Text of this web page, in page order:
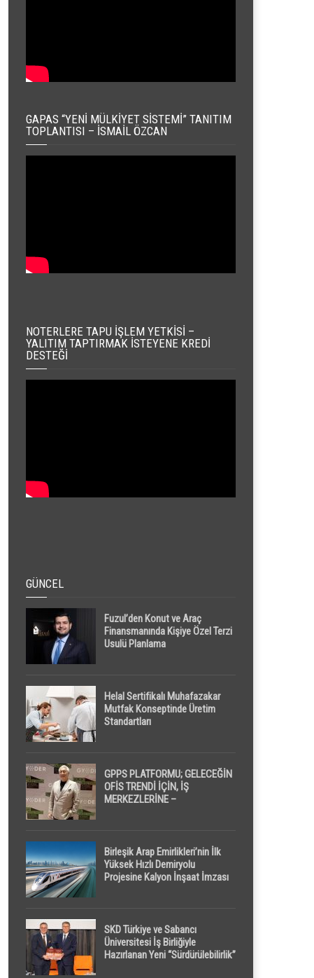
GAPAS “YENI MÜLKIYET SISTEMI” TANITIM
TOPLANTISI – İSMAIL ÖZCAN
NOTERLERE TAPU İŞLEM YETKISI –
YALITIM TAPTIRMAK İSTEYENE KREDI
DESTEĞI
GÜNCEL
Fuzul’den Konut ve Araç
Finansmanında Kişiye Özel Terzi
Usulü Planlama
Helal Sertifikalı Muhafazakar
Mutfak Konseptinde Üretim
Standartları
GPPS PLATFORMU; GELECEĞİN
OFİS TRENDİ İÇİN, İŞ
MERKEZLERİNE –
Birleşik Arap Emirlikleri’nin İlk
Yüksek Hızlı Demiryolu
Projesine Kalyon İnşaat İmzası
SKD Türkiye ve Sabancı
Üniversitesi İş Birliğiyle
Hazırlanan Yeni “Sürdürülebilirlik”